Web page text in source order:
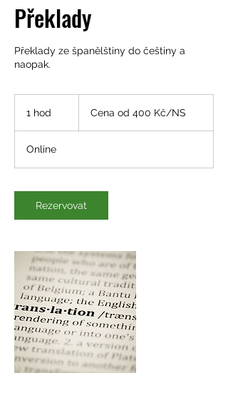
Překlady
Překlady ze španělštiny do češtiny a
naopak.
1 hod
400Cena od 400 Kč/NS
Online
Rezervovat